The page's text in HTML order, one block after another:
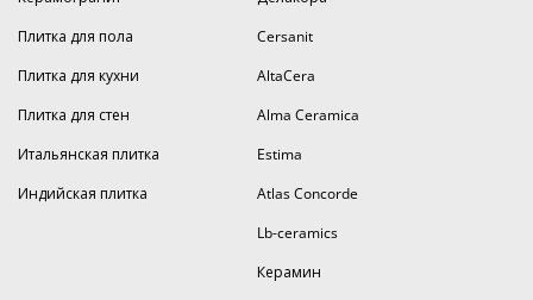
Плитка для пола
Плитка для кухни
Плитка для стен
Итальянская плитка
Индийская плитка
Cersanit
AltaCera
Alma Ceramica
Estima
Atlas Concorde
Lb-ceramics
Керамин